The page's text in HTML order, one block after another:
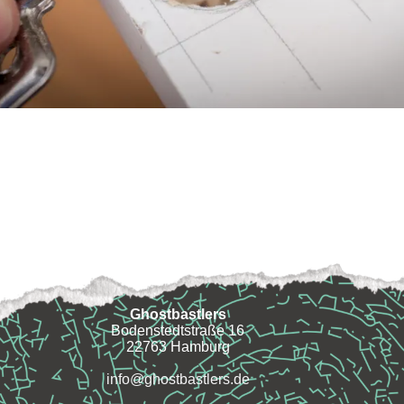
Ghostbastlers
Bodenstedtstraße 16
22763 Hamburg
info@ghostbastlers.de